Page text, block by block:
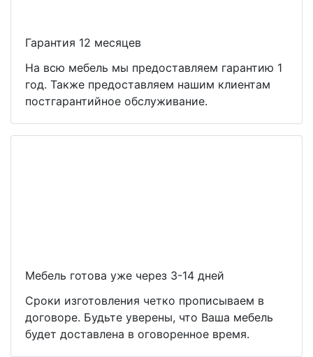
Гарантия 12 месяцев
На всю мебель мы предоставляем гарантию 1
год. Также предоставляем нашим клиентам
постгарантийное обслуживание.
Мебель готова уже через 3-14 дней
Сроки изготовления четко прописываем в
договоре. Будьте уверены, что Ваша мебель
будет доставлена в оговоренное время.